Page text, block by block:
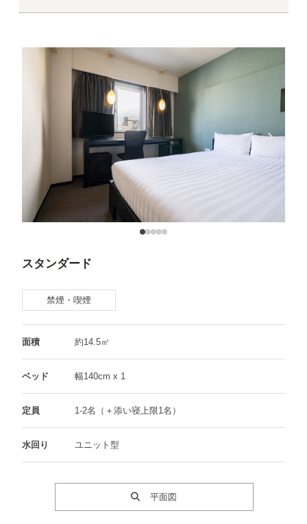
スタンダード
禁煙・喫煙
面積 約14.5㎡
ベッド 幅140cm x 1
定員 1-2名（＋添い寝上限1名）
水回り ユニット型
平面図